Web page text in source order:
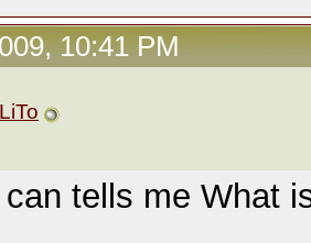
10:41 PM
tells me What